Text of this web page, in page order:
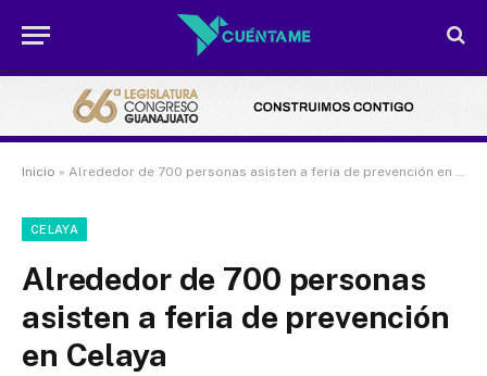
Inicio » Alrededor de 700 personas asisten a feria de prevención en Celaya
CELAYA
Alrededor de 700 personas
asisten a feria de prevención
en Celaya